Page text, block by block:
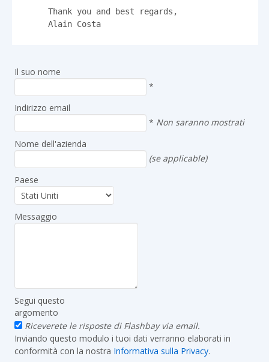
Thank you and best regards,
Alain Costa
Il suo nome
*
Indirizzo email
* Non saranno mostrati
Nome dell'azienda
(se applicable)
Paese
Messaggio
Segui questo
argomento
Riceverete le risposte di Flashbay via email.
Inviando questo modulo i tuoi dati verranno elaborati in
conformità con la nostra Informativa sulla Privacy.